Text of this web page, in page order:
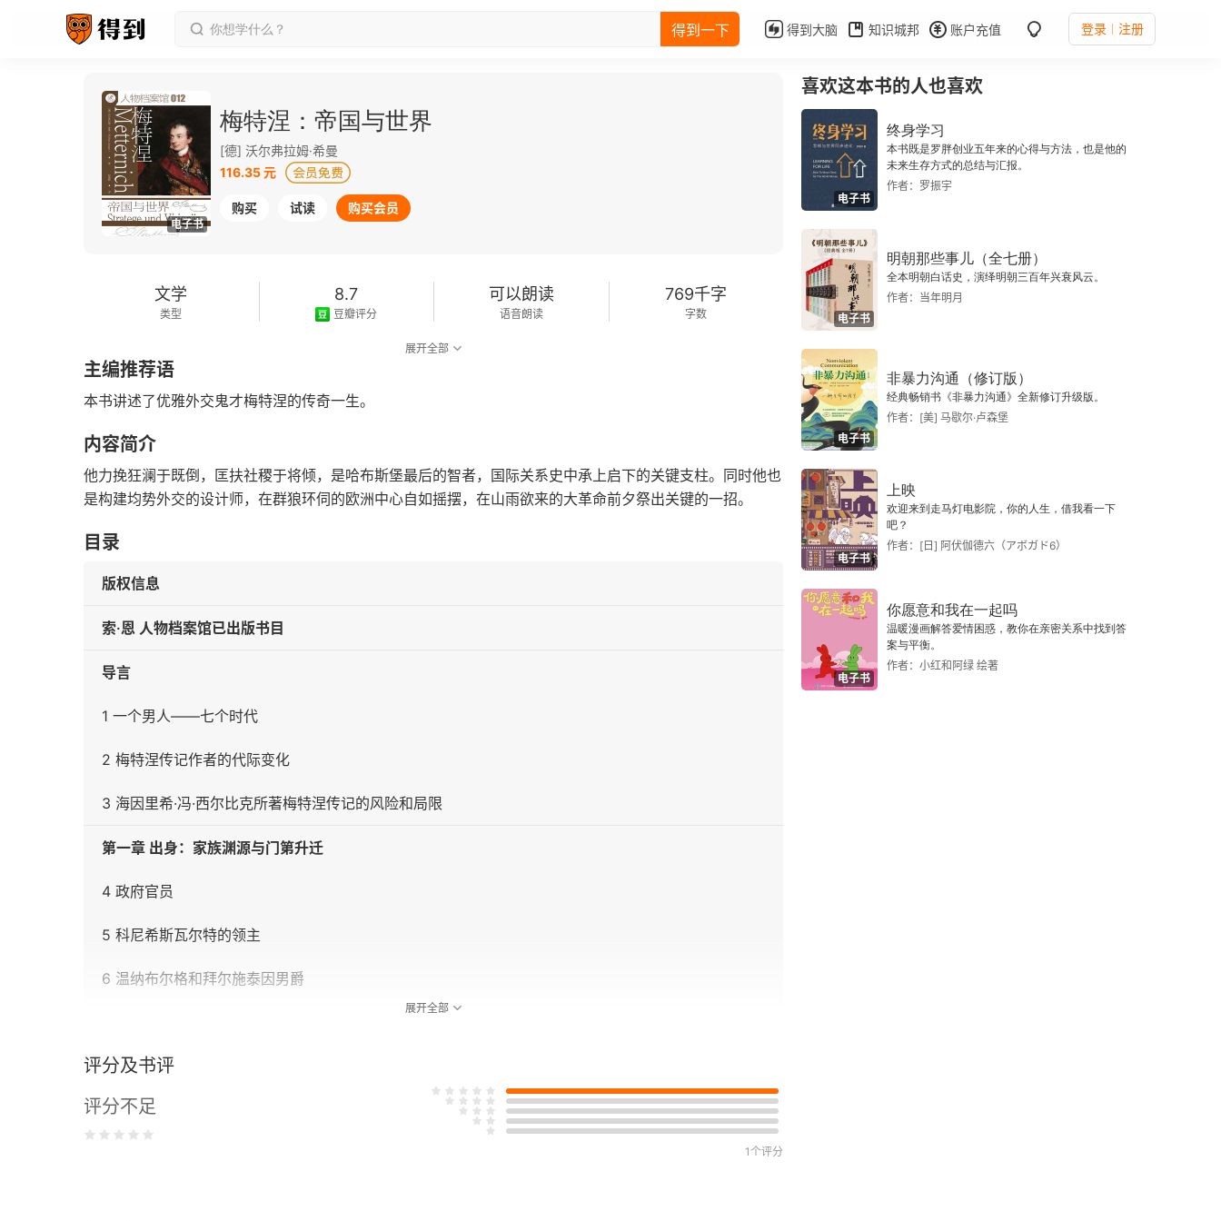
得到一下 得到大脑 知识城邦 账户充值 登录 注册
电子书
梅特涅：帝国与世界
[德] 沃尔弗拉姆·希曼
116.35 元
购买 试读 购买会员
文学
类型
8.7
豆瓣评分
可以朗读
语音朗读
769千字
字数
发行日期
展开全部
主编推荐语
本书讲述了优雅外交鬼才梅特涅的传奇一生。
内容简介
他力挽狂澜于既倒，匡扶社稷于将倾，是哈布斯堡最后的智者，国际关系史中承上启下的关键支柱。同时他也
是构建均势外交的设计师，在群狼环伺的欧洲中心自如摇摆，在山雨欲来的大革命前夕祭出关键的一招。
目录
版权信息
索·恩 人物档案馆已出版书目
导言
1 一个男人——七个时代
2 梅特涅传记作者的代际变化
3 海因里希·冯·西尔比克所著梅特涅传记的风险和局限
第一章 出身：家族渊源与门第升迁
4 政府官员
5 科尼希斯瓦尔特的领主
6 温纳布尔格和拜尔施泰因男爵
8 宫殿第一层中的侯爵
第二章 他这一代：旧秩序与启蒙运动，1773～1792
展开全部
评分及书评
评分不足
1个评分
喜欢这本书的人也喜欢
电子书
终身学习
本书既是罗胖创业五年来的心得与方法，也是他的
未来生存方式的总结与汇报。
作者：罗振宇
电子书
明朝那些事儿（全七册）
全本明朝白话史，演绎明朝三百年兴衰风云。
作者：当年明月
电子书
非暴力沟通（修订版）
经典畅销书《非暴力沟通》全新修订升级版。
作者：[美] 马歇尔·卢森堡
电子书
上映
欢迎来到走马灯电影院，你的人生，借我看一下
吧？
作者：[日] 阿伏伽德六（アボガド6）
电子书
你愿意和我在一起吗
温暖漫画解答爱情困惑，教你在亲密关系中找到答
案与平衡。
作者：小红和阿绿 绘著